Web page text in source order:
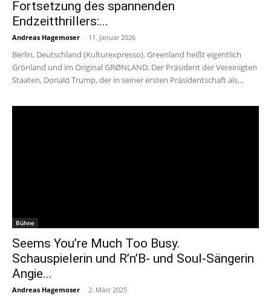
Fortsetzung des spannenden
Endzeitthrillers:...
Andreas Hagemoser - 11. Januar 2026
Berlin, Deutschland (Kulturexpresso). Greenland heißt eigentlich
Grönland und im Original GRØNLAND. Der Präsident der Vereinigten
Staaten, Donald Trump, der in seiner ersten Präsidentschaft als...
Bühne
Seems You’re Much Too Busy.
Schauspielerin und R’n’B- und Soul-Sängerin
Angie...
Andreas Hagemoser - 2. März 2025